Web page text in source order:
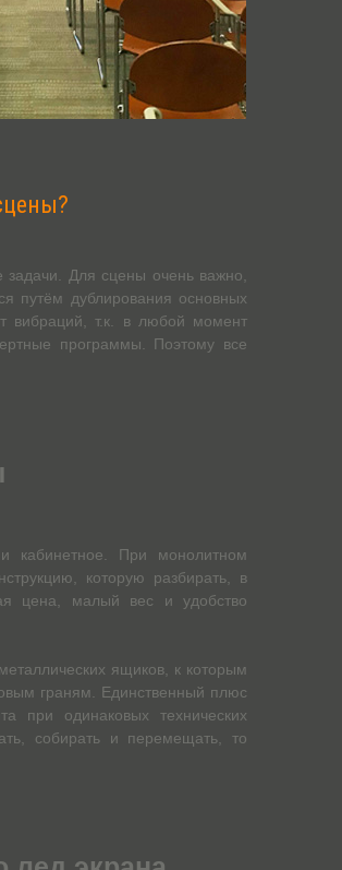
Для сцены очень важно,
путём дублирования основных
вибраций, т.к. в любой момент
программы. Поэтому все
кабинетное. При монолитном
которую разбирать, в
цена, малый вес и удобство
ящиков, к которым
граням. Единственный плюс
при одинаковых технических
собирать и перемещать, то